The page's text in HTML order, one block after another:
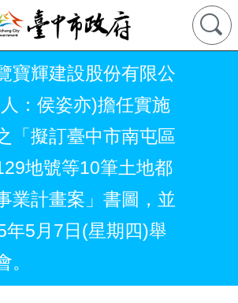
寶輝建設股份有限公
：侯姿亦)擔任實施
「擬訂臺中市南屯區
地號等10筆土地都
業計畫案」書圖，並
年5月7日(星期四)舉
。